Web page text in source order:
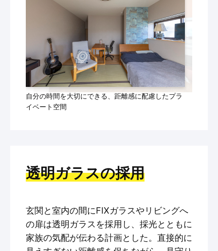
自分の時間を大切にできる、距離感に配慮したプラ
イベート空間
透明ガラスの採用
玄関と室内の間にFIXガラスやリビングへ
の扉は透明ガラスを採用し、採光とともに
家族の気配が伝わる計画とした。直接的に